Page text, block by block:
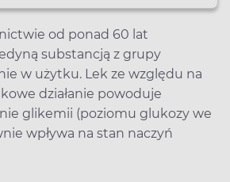
od ponad 60 lat
substancją z grupy
w użytku. Lek ze względu na
działanie powoduje
glikemii (poziomu glukozy we
wpływa na stan naczyń